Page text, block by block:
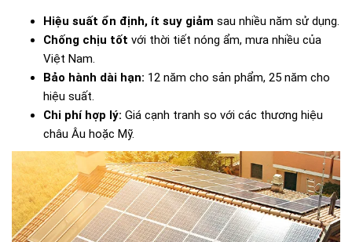
Hiệu suất ổn định, ít suy giảm sau nhiều năm sử dụng.
Chống chịu tốt với thời tiết nóng ẩm, mưa nhiều của
Việt Nam.
Bảo hành dài hạn: 12 năm cho sản phẩm, 25 năm cho
hiệu suất.
Chi phí hợp lý: Giá cạnh tranh so với các thương hiệu
châu Âu hoặc Mỹ.